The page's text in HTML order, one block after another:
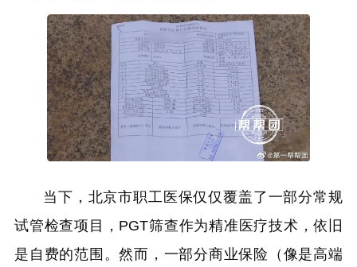
当下，北京市职工医保仅仅覆盖了一部分常规
试管检查项目，PGT筛查作为精准医疗技术，依旧
是自费的范围。然而，一部分商业保险（像是高端